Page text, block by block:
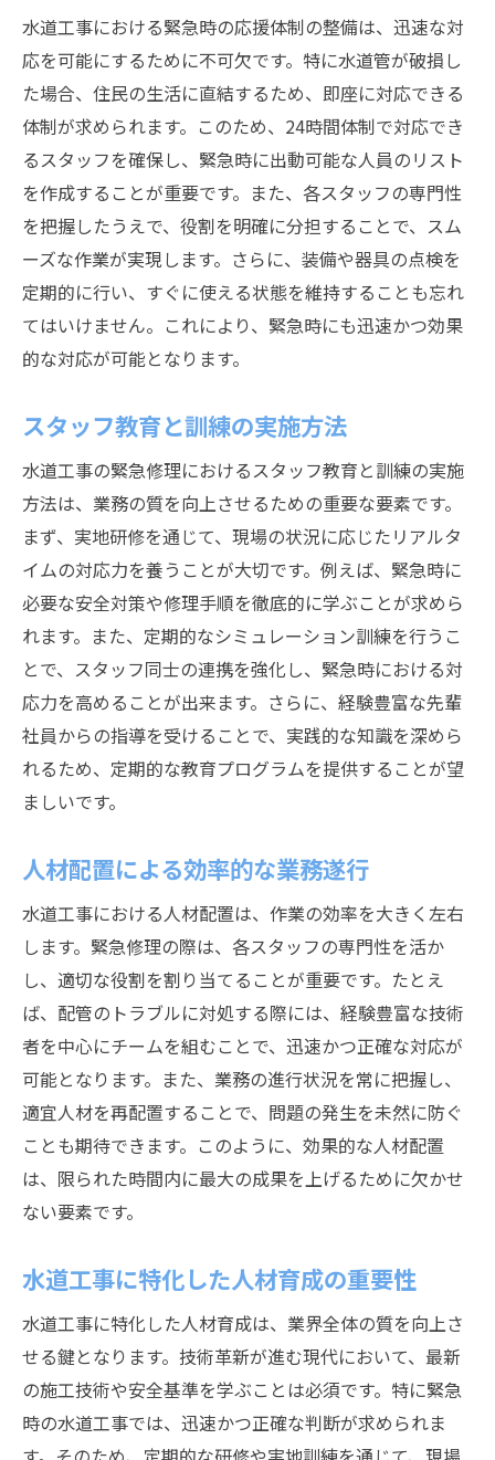
水道工事における緊急時の応援体制の整備は、迅速な対
応を可能にするために不可欠です。特に水道管が破損し
た場合、住民の生活に直結するため、即座に対応できる
体制が求められます。このため、24時間体制で対応でき
るスタッフを確保し、緊急時に出動可能な人員のリスト
を作成することが重要です。また、各スタッフの専門性
を把握したうえで、役割を明確に分担することで、スム
ーズな作業が実現します。さらに、装備や器具の点検を
定期的に行い、すぐに使える状態を維持することも忘れ
てはいけません。これにより、緊急時にも迅速かつ効果
的な対応が可能となります。
スタッフ教育と訓練の実施方法
水道工事の緊急修理におけるスタッフ教育と訓練の実施
方法は、業務の質を向上させるための重要な要素です。
まず、実地研修を通じて、現場の状況に応じたリアルタ
イムの対応力を養うことが大切です。例えば、緊急時に
必要な安全対策や修理手順を徹底的に学ぶことが求めら
れます。また、定期的なシミュレーション訓練を行うこ
とで、スタッフ同士の連携を強化し、緊急時における対
応力を高めることが出来ます。さらに、経験豊富な先輩
社員からの指導を受けることで、実践的な知識を深めら
れるため、定期的な教育プログラムを提供することが望
ましいです。
人材配置による効率的な業務遂行
水道工事における人材配置は、作業の効率を大きく左右
します。緊急修理の際は、各スタッフの専門性を活か
し、適切な役割を割り当てることが重要です。たとえ
ば、配管のトラブルに対処する際には、経験豊富な技術
者を中心にチームを組むことで、迅速かつ正確な対応が
可能となります。また、業務の進行状況を常に把握し、
適宜人材を再配置することで、問題の発生を未然に防ぐ
ことも期待できます。このように、効果的な人材配置
は、限られた時間内に最大の成果を上げるために欠かせ
ない要素です。
水道工事に特化した人材育成の重要性
水道工事に特化した人材育成は、業界全体の質を向上さ
せる鍵となります。技術革新が進む現代において、最新
の施工技術や安全基準を学ぶことは必須です。特に緊急
時の水道工事では、迅速かつ正確な判断が求められま